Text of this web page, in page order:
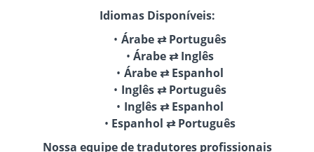
Idiomas Disponíveis:
Árabe ⇄ Português
Árabe ⇄ Inglês
Árabe ⇄ Espanhol
Inglês ⇄ Português
Inglês ⇄ Espanhol
Espanhol ⇄ Português
Nossa equipe de tradutores profissionais